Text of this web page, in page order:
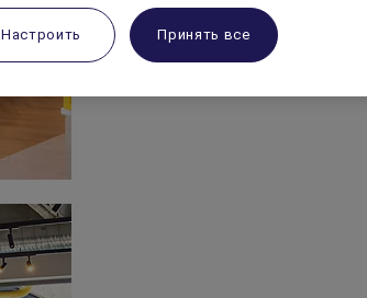
Настроить Принять все